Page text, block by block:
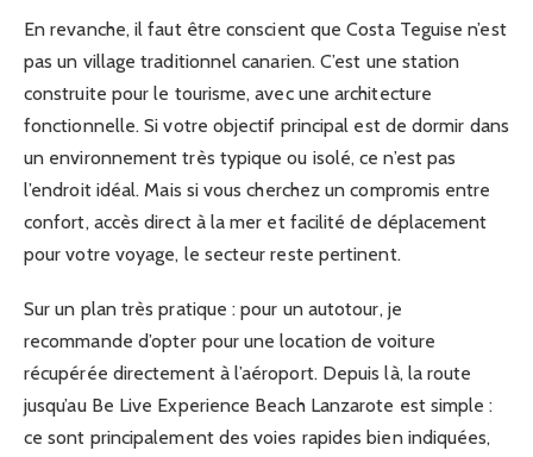
En revanche, il faut être conscient que Costa Teguise n’est
pas un village traditionnel canarien. C’est une station
construite pour le tourisme, avec une architecture
fonctionnelle. Si votre objectif principal est de dormir dans
un environnement très typique ou isolé, ce n’est pas
l’endroit idéal. Mais si vous cherchez un compromis entre
confort, accès direct à la mer et facilité de déplacement
pour votre voyage, le secteur reste pertinent.
Sur un plan très pratique : pour un autotour, je
recommande d’opter pour une location de voiture
récupérée directement à l’aéroport. Depuis là, la route
jusqu’au Be Live Experience Beach Lanzarote est simple :
ce sont principalement des voies rapides bien indiquées,